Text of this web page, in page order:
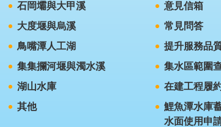
石岡壩與大甲溪
大度堰與烏溪
鳥嘴潭人工湖
集集攔河堰與濁水溪
湖山水庫
其他
意見信箱
常見問答
提升服務品
集水區範圍
在建工程履
鯉魚潭水庫
水面使用申